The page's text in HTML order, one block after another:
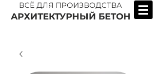
АРХИТЕКТУРНЫЙ БЕТОН
ВСЁ ДЛЯ ПРОИЗВОДСТВА